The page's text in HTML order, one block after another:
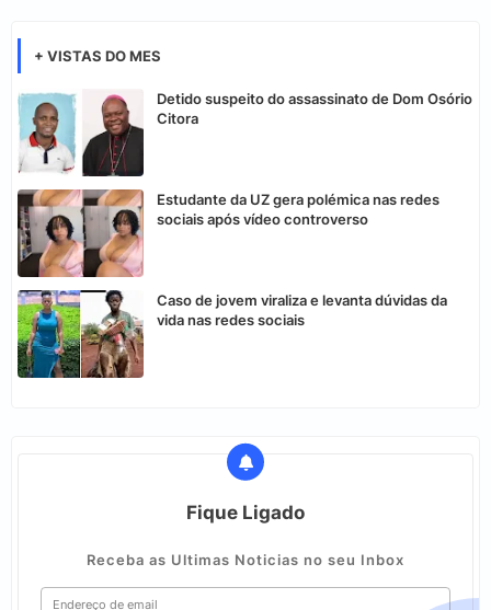
+ VISTAS DO MES
Detido suspeito do assassinato de Dom Osório
Citora
Estudante da UZ gera polémica nas redes
sociais após vídeo controverso
Caso de jovem viraliza e levanta dúvidas da
vida nas redes sociais
Fique Ligado
Receba as Ultimas Noticias no seu Inbox